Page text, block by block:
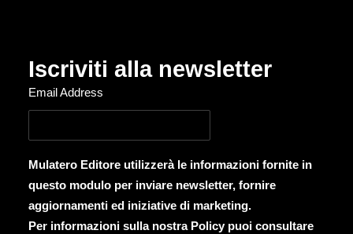
Iscriviti alla newsletter
Email Address
Mulatero Editore utilizzerà le informazioni fornite in
questo modulo per inviare newsletter, fornire
aggiornamenti ed iniziative di marketing.
Per informazioni sulla nostra Policy puoi consultare